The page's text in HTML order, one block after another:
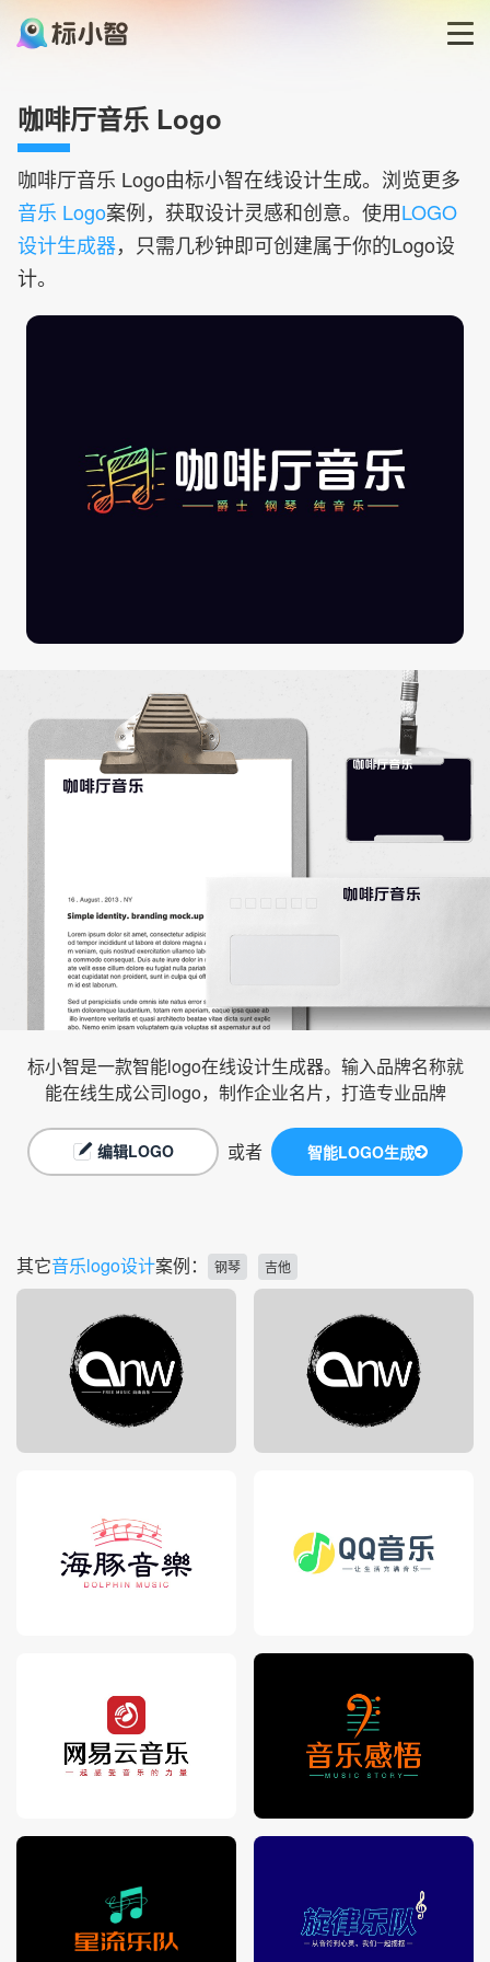
LOGO生成器
LOGO模板
咖啡厅音乐 Logo
咖啡厅音乐 Logo由标小智在线设计生成。浏览更多
音乐 Logo案例，获取设计灵感和创意。使用LOGO
设计生成器，只需几秒钟即可创建属于你的Logo设
计。
标小智是一款智能logo在线设计生成器。输入品牌名称就
能在线生成公司logo，制作企业名片，打造专业品牌
编辑LOGO 或者 智能LOGO生成
其它音乐logo设计案例： 钢琴 吉他